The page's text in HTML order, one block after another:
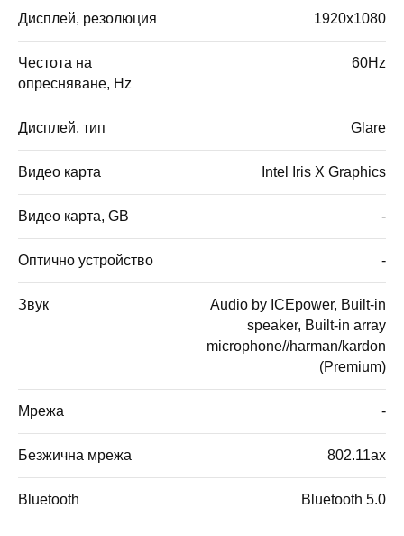
Дисплей, резолюция 1920x1080
Честота на
опресняване, Hz
60Hz
Дисплей, тип Glare
Видео карта Intel Iris X Graphics
Видео карта, GB -
Оптично устройство -
Звук
Audio by ICEpower, Built-in
speaker, Built-in array
microphone//harman/kardon
(Premium)
Мрежа -
Безжична мрежа 802.11ax
Bluetooth Bluetooth 5.0